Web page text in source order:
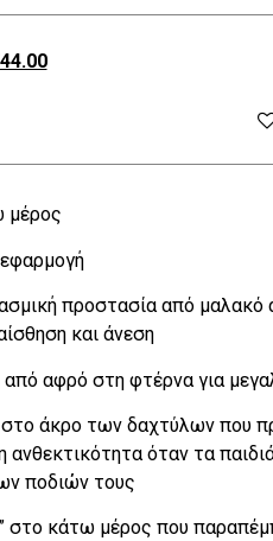
44.00Η
τιμή
είναι:
€44.00.
μέρος
εφαρμογή
προστασία από μαλακό
και άνεση
από αφρό στη φτέρνα για
στο άκρο των δαχτύλων που
ανθεκτικότητα όταν τα
ποδιών τους
στο κάτω μέρος που